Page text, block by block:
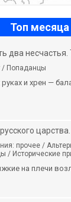
Топ месяца
два несчастья.
/ Попаданцы
и хрен —
прочее /
/ Исторические
на плечи